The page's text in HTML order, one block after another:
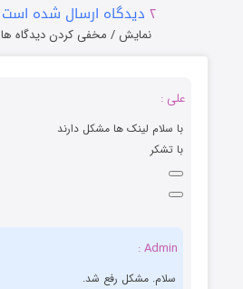
۲ دیدگاه ارسال شده است
نمایش / مخفی کردن دیدگاه ها
علی :
با سلام لینک ها مشکل دارند
با تشکر
Admin :
سلام. مشکل رفع شد.